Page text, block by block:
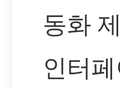
동화
인터